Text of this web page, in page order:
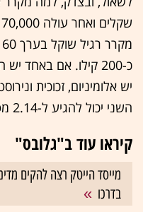
כ-200 קילו. אם באחד
השני יכול להגיע ל-2.14 מטר, וזה אומר יותר נפח אחסון".
קיראו עוד ב"גלובס"
מייסד הייטק רצה להקים
בדרכו